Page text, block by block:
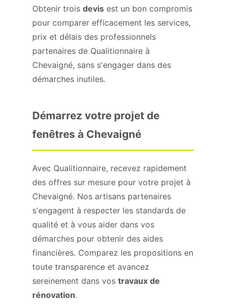
Obtenir trois devis est un bon compromis
pour comparer efficacement les services,
prix et délais des professionnels
partenaires de Qualitionnaire à
Chevaigné, sans s'engager dans des
démarches inutiles.
Démarrez votre projet de
fenêtres à Chevaigné
Avec Qualitionnaire, recevez rapidement
des offres sur mesure pour votre projet à
Chevaigné. Nos artisans partenaires
s'engagent à respecter les standards de
qualité et à vous aider dans vos
démarches pour obtenir des aides
financières. Comparez les propositions en
toute transparence et avancez
sereinement dans vos travaux de
rénovation.